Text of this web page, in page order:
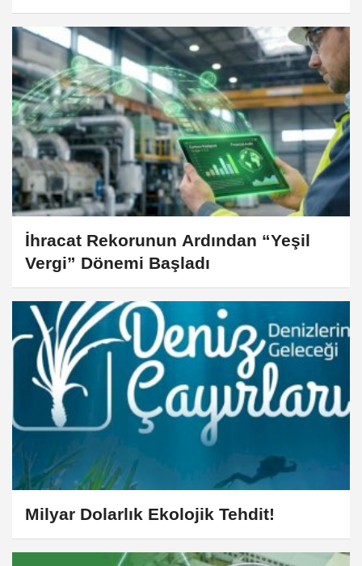
İhracat Rekorunun Ardından “Yeşil
Vergi” Dönemi Başladı
Milyar Dolarlık Ekolojik Tehdit!